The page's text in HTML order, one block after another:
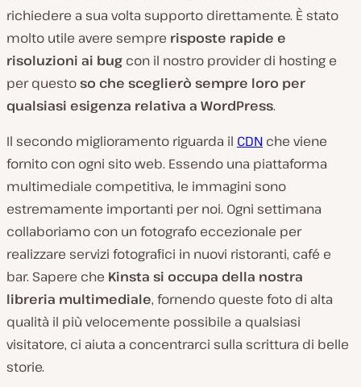
richiedere a sua volta supporto direttamente. È stato
molto utile avere sempre risposte rapide e
risoluzioni ai bug con il nostro provider di hosting e
per questoso che sceglierò sempre loro per
qualsiasi esigenza relativa a WordPress.
Il secondo miglioramento riguarda il CDN che viene
fornito con ogni sito web. Essendo una piattaforma
multimediale competitiva, le immagini sono
estremamente importanti per noi. Ogni settimana
collaboriamo con un fotografo eccezionale per
realizzare servizi fotografici in nuovi ristoranti, café e
bar. Sapere che Kinsta si occupa della nostra
libreria multimediale, fornendo queste foto di alta
qualità il più velocemente possibile a qualsiasi
visitatore, ci aiuta a concentrarci sulla scrittura di belle
storie.